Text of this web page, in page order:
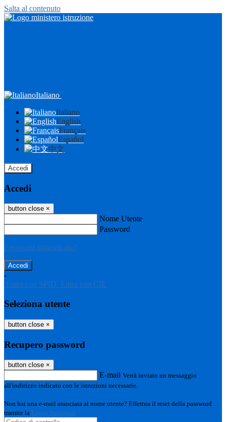
Salta al contenuto
Italiano
Italiano
English
Français
Español
中文
Accedi
Accedi
button close ×
Nome Utente
Password
Password dimenticata?
-
Entra con SPID Entra con CIE
Seleziona utente
button close ×
Recupero password
button close ×
E-mail Verrà inviato un messaggio
all'indirizzo indicato con le istruzioni necessarie.
Non hai una e-mail associata al nome utente? Effettua il reset della password
tramite la Login Spaggiari